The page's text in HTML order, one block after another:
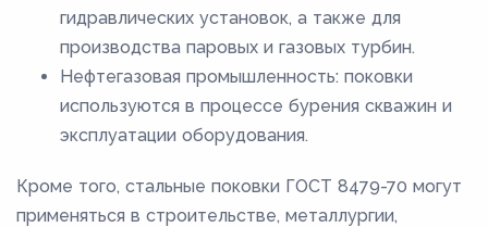
гидравлических установок, а также для
производства паровых и газовых турбин.
Нефтегазовая промышленность: поковки
используются в процессе бурения скважин и
эксплуатации оборудования.
Кроме того, стальные поковки ГОСТ 8479-70 могут
применяться в строительстве, металлургии,